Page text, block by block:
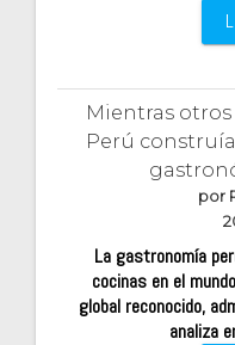
Mientras otros
Perú
por
La gastronomía
cocinas en el
global reconocido,
analiza